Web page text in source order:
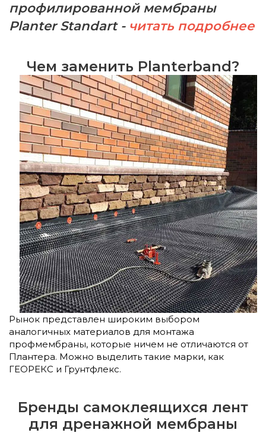
профилированной мембраны
Planter Standart - читать подробнее
Чем заменить Planterband?
Рынок представлен широким выбором
аналогичных материалов для монтажа
профмембраны, которые ничем не отличаются от
Плантера. Можно выделить такие марки, как
ГЕОРЕКС и Грунтфлекс.
Бренды самоклеящихся лент
для дренажной мембраны